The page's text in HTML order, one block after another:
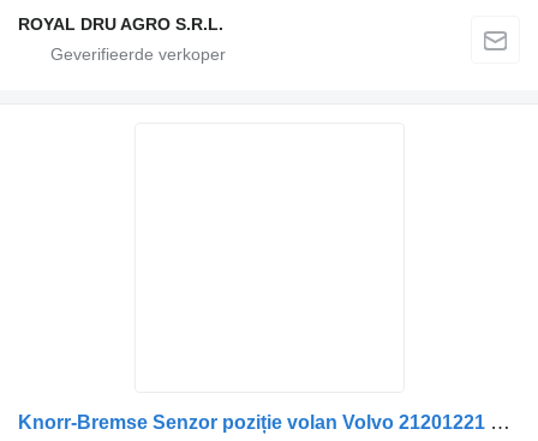
ROYAL DRU AGRO S.R.L.
Knorr-Bremse Senzor poziție volan Volvo 21201221 23374360 sensor voor Bosch 026500562, 12V, Made in Portugal vrachtwagen